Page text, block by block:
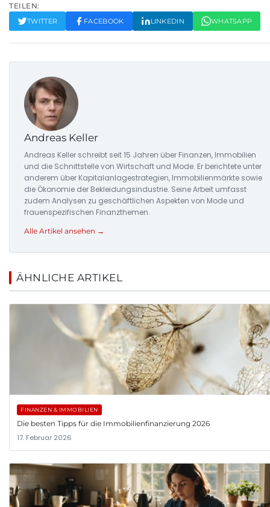
TEILEN:
TWITTER FACEBOOK LINKEDIN WHATSAPP
Andreas Keller
Andreas Keller schreibt seit 15 Jahren über Finanzen, Immobilien
und die Schnittstelle von Wirtschaft und Mode. Er berichtete unter
anderem über Kapitalanlagestrategien, Immobilienmärkte sowie
die Ökonomie der Bekleidungsindustrie. Seine Arbeit umfasst
zudem Analysen zu geschäftlichen Aspekten von Mode und
frauenspezifischen Finanzthemen.
Alle Artikel ansehen →
ÄHNLICHE ARTIKEL
FINANZEN & IMMOBILIEN
Die besten Tipps für die Immobilienfinanzierung 2026
17. Februar 2026